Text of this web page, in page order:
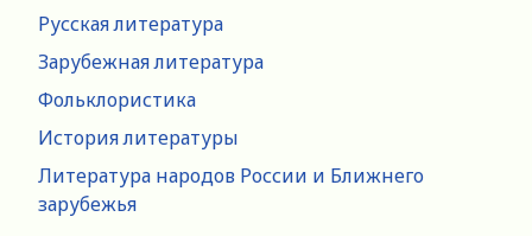
Русская литература
Зарубежная литература
Фольклористика
История литературы
Литература народов России и Ближнего
зарубежья